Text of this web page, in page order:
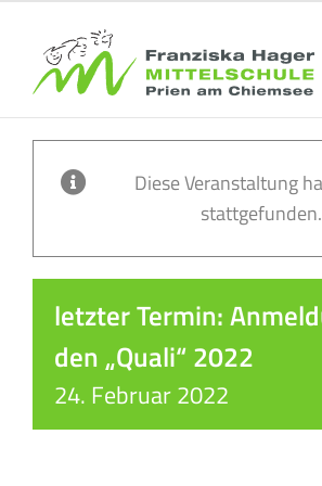
springen
Diese Veranstaltung
stattgefunden.
letzter Termin:
den „Quali“ 2022
24. Februar 2022